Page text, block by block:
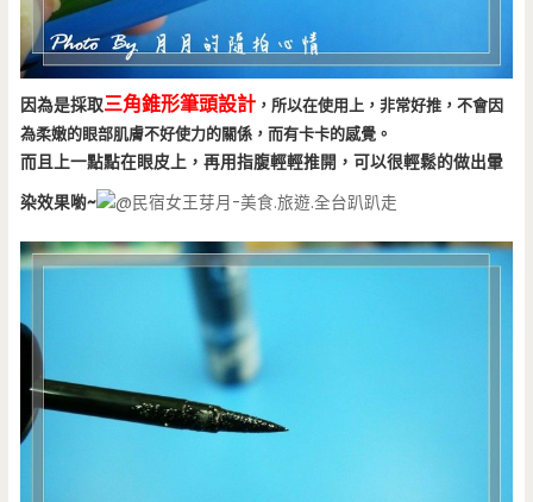
因為是採取三角錐形筆頭設計 ，所以在使用上，非常好推，不會因
為柔嫩的眼部肌膚不好使力的關係，而有卡卡的感覺。
而且上一點點在眼皮上，再用指腹輕輕推開，可以很輕鬆的做出暈
染效果喲~